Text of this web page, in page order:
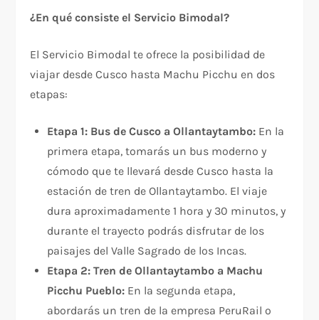
¿En qué consiste el Servicio Bimodal?
El Servicio Bimodal te ofrece la posibilidad de
viajar desde Cusco hasta Machu Picchu en dos
etapas:
Etapa 1: Bus de Cusco a Ollantaytambo: En la
primera etapa, tomarás un bus moderno y
cómodo que te llevará desde Cusco hasta la
estación de tren de Ollantaytambo. El viaje
dura aproximadamente 1 hora y 30 minutos, y
durante el trayecto podrás disfrutar de los
paisajes del Valle Sagrado de los Incas.
Etapa 2: Tren de Ollantaytambo a Machu
Picchu Pueblo: En la segunda etapa,
abordarás un tren de la empresa PeruRail o